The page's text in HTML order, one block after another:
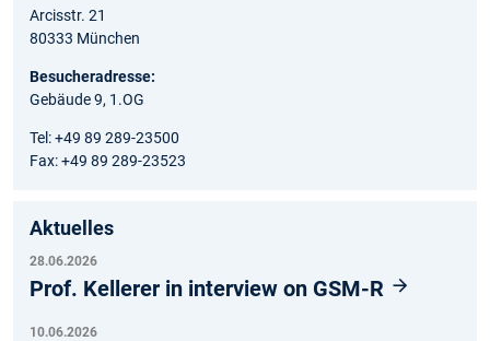
Arcisstr. 21
80333 München
Besucheradresse:
Gebäude 9, 1.OG
Tel: +49 89 289-23500
Fax: +49 89 289-23523
Aktuelles
28.06.2026
Prof. Kellerer in interview on GSM-R
10.06.2026